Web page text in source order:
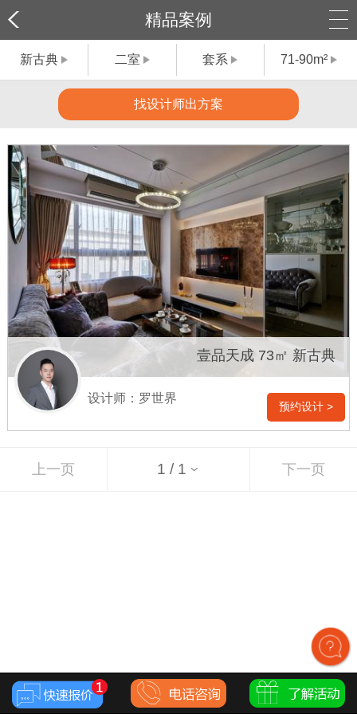
精品案例
新古典 二室 套系 71-90m²
找设计师出方案
壹品天成 73㎡ 新古典
设计师：罗世界
预约设计 >
上一页 下一页